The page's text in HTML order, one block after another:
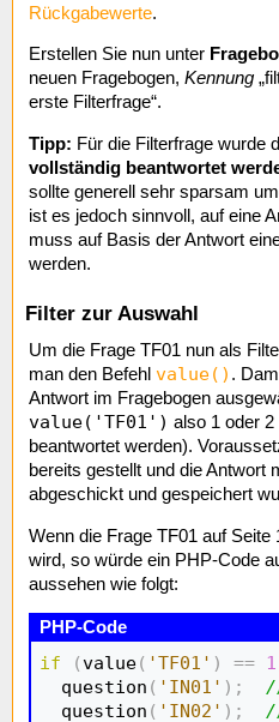
Rückgabewerte.
Erstellen Sie nun unter
neuen Fragebogen, Kennung
erste Filterfrage“.
Tipp: Für die Filterfrage wurde
vollständig beantwortet
sollte generell sehr sparsam
ist es jedoch sinnvoll, auf eine
muss auf Basis der Antwort
werden.
Filter zur Auswahl
Um die Frage TF01 nun als
man den Befehl value() .
Antwort im Fragebogen
value('TF01') also 1 oder
beantwortet werden).
bereits gestellt und die Antwort
abgeschickt und gespeichert
Wenn die Frage TF01 auf
wird, so würde ein PHP-Code
aussehen wie folgt:
if (value( 'TF01' ) == 1
  question
( 'IN01' ) ;
  question
( 'IN02' ) ;